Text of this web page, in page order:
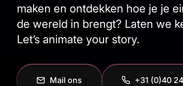
maken en ontdekken hoe je je
de wereld in brengt? Laten we
Let’s animate your story.
Mail ons +31 (0)40